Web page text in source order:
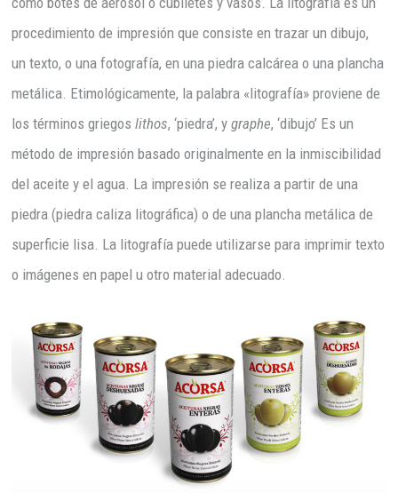
procedimiento de impresión que consiste en trazar un dibujo,
un texto, o una fotografía, en una piedra calcárea o una plancha
metálica. Etimológicamente, la palabra «litografía» proviene de
los términos griegoslithos, ‘piedra’, ygraphe, ‘dibujo’ Es un
método de impresión basado originalmente en la inmiscibilidad
del aceite y el agua. La impresión se realiza a partir de una
piedra (piedra caliza litográfica) o de una plancha metálica de
superficie lisa. La litografía puede utilizarse para imprimir texto
o imágenes en papel u otro material adecuado.